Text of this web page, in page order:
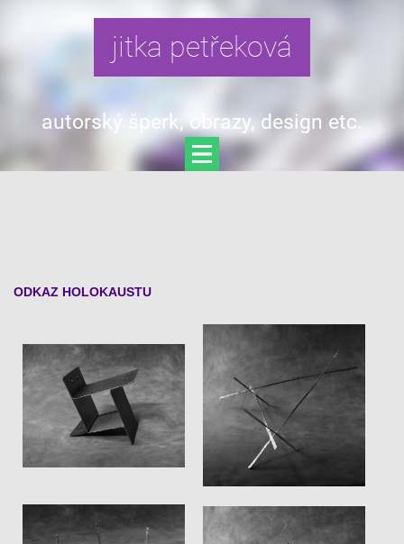
jitka petřeková
autorský šperk, obrazy, design etc.
ODKAZ HOLOKAUSTU